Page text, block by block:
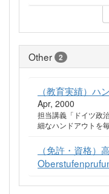
Other 2
（教育実績）ハ
Apr, 2000
担当講義「ドイツ政
細なハンドアウトを
（免許・資格）